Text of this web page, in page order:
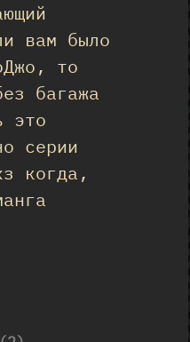
вам было
то
багажа
это
серии
когда,